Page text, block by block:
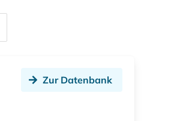
Zur Datenbank